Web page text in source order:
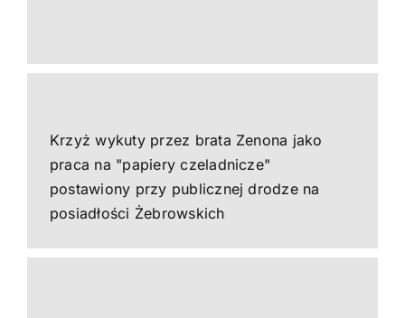
Krzyż wykuty przez brata Zenona jako
praca na "papiery czeladnicze"
postawiony przy publicznej drodze na
posiadłości Żebrowskich